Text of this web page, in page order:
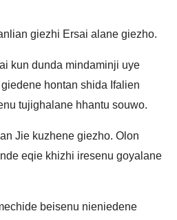
giezhi Ersai alane giezho.
kun dunda mindaminji uye
hontan shida Ifalien
tujighalane hhantu souwo.
Jie kuzhene giezho. Olon
eqie khizhi iresenu goyalane
beisenu nieniedene